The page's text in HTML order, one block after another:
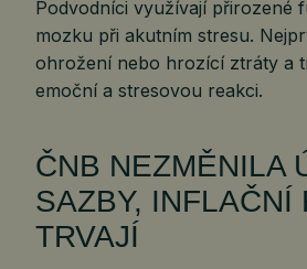
Podvodníci využívají přirozené
mozku při akutním stresu.
ohrožení nebo hrozící ztráty a
emoční a stresovou reakci.
ČNB NEZMĚNILA
SAZBY, INFLAČNÍ
TRVAJÍ